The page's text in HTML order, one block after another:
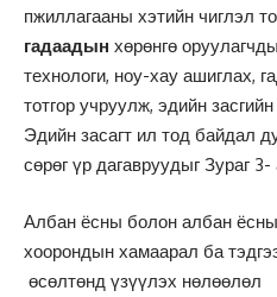
пжиллагааны хэтийн чиглэл
гадаадын хөрөнгө
технологи, ноу-хау ашиглах,
тотгор учруулж, эдийн
Эдийн засагт ил тод байдал
сөрөг үр дагавруудыг Зураг
Албан ёсны болон албан
хоорондын хамаарал ба
өсөлтөнд үзүүлэх нөлөөлөл